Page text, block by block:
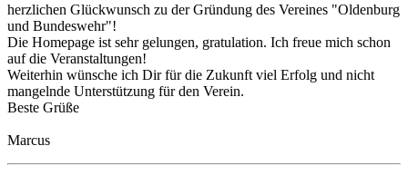
herzlichen Glückwunsch zu der Gründung des Vereines "Oldenburg
und Bundeswehr"!
Die Homepage ist sehr gelungen, gratulation. Ich freue mich schon
auf die Veranstaltungen!
Weiterhin wünsche ich Dir für die Zukunft viel Erfolg und nicht
mangelnde Unterstützung für den Verein.
Beste Grüße
Marcus